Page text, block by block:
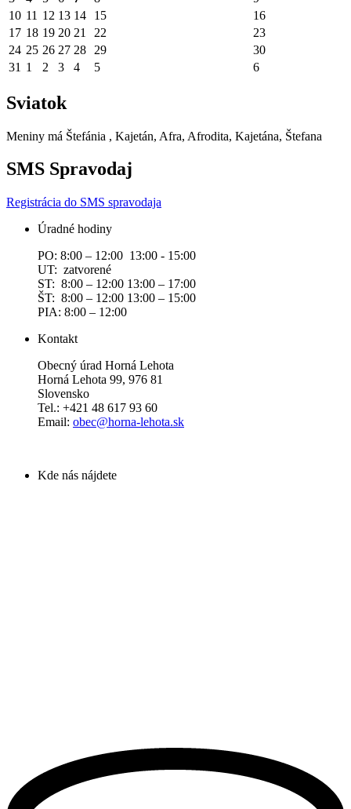
10 11 12 13 14 15
16
17 18 19 20 21 22
23
24 25 26 27 28 29
30
31 1 2 3 4 5 6
Sviatok
Meniny má Štefánia , Kajetán, Afra, Afrodita, Kajetána, Štefana
SMS Spravodaj
Registrácia do SMS spravodaja
Úradné hodiny
PO: 8:00 – 12:00 13:00 - 15:00
UT: zatvorené
ST: 8:00 – 12:00 13:00 – 17:00
ŠT: 8:00 – 12:00 13:00 – 15:00
PIA: 8:00 – 12:00
Kontakt
Obecný úrad Horná Lehota
Horná Lehota 99, 976 81
Slovensko
Tel.: +421 48 617 93 60
Email: obec@horna-lehota.sk
Kde nás nájdete